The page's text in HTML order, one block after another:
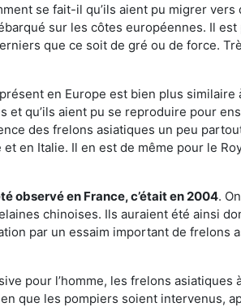
se fait-il qu’ils aient pu migrer
sur les côtes européennes. Il
que ce soit de gré ou de force.
en Europe est bien plus similaire
et qu’ils aient pu se reproduire pour
des frelons asiatiques un peu
en Italie. Il en est de même pour le
observé en France, c’était en 2004.
chinoises. Ils auraient été ainsi
par un essaim important de frelons
pour l’homme, les frelons asiatiques
que les pompiers soient intervenus,